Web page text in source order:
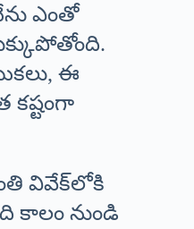
ఎంతో
ఈ
కష్టంగా
వివేక్‌లోకి
కాలం నుండి